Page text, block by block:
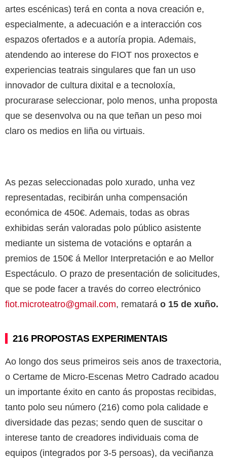
artes escénicas) terá en conta a nova creación e,
especialmente, a adecuación e a interacción cos
espazos ofertados e a autoría propia. Ademais,
atendendo ao interese do FIOT nos proxectos e
experiencias teatrais singulares que fan un uso
innovador de cultura dixital e a tecnoloxía,
procurarase seleccionar, polo menos, unha proposta
que se desenvolva ou na que teñan un peso moi
claro os medios en liña ou virtuais.
As pezas seleccionadas polo xurado, unha vez
representadas, recibirán unha compensación
económica de 450€. Ademais, todas as obras
exhibidas serán valoradas polo público asistente
mediante un sistema de votacións e optarán a
premios de 150€ á Mellor Interpretación e ao Mellor
Espectáculo. O prazo de presentación de solicitudes,
que se pode facer a través do correo electrónico
fiot.microteatro@gmail.com, rematará o 15 de xuño.
216 PROPOSTAS EXPERIMENTAIS
Ao longo dos seus primeiros seis anos de traxectoria,
o Certame de Micro-Escenas Metro Cadrado acadou
un importante éxito en canto ás propostas recibidas,
tanto polo seu número (216) como pola calidade e
diversidade das pezas; sendo quen de suscitar o
interese tanto de creadores individuais coma de
equipos (integrados por 3-5 persoas), da veciñanza